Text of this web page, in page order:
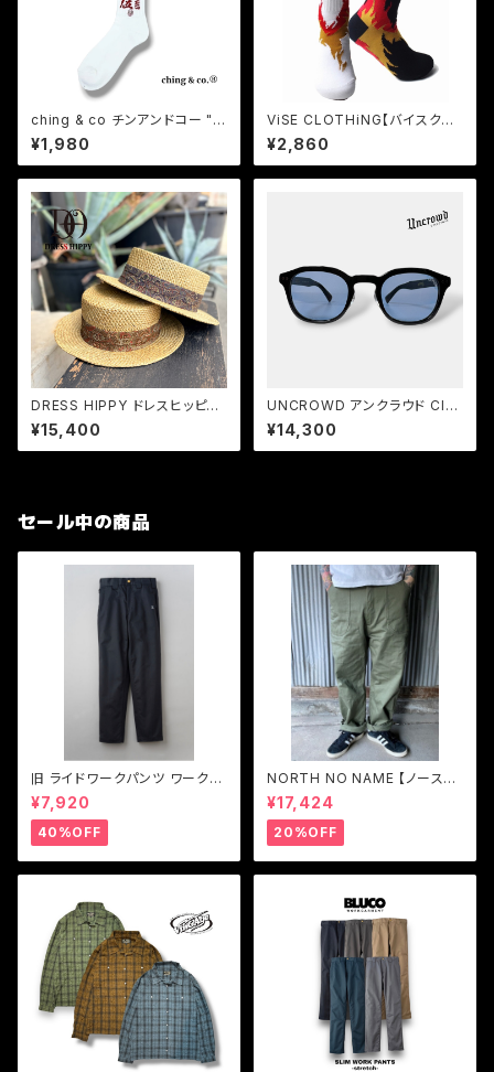
ching & co チンアンドコー "品
質本位" [TENGA×UMAMI SP
ICE COMPANY×ching&co]"
トリプルコラボ ソックス 靴下
¥1,980
ViSE CLOTHiNG【バイスクロ
ージング】DEViL'S Cotton So
cks
¥2,860
DRESS HIPPY ドレスヒッピー
BOATER HAT ボーターハット
灯芯草 天然草 麦わら帽子 日本
製 ペイズリー柄
¥15,400
UNCROWD アンクラウド CIVI
C 2026 サングラス BLACK-B
LUE
¥14,300
セール中の商品
旧 ライドワークパンツ ワークパ
ンツストレッチ BLUCO【ブル
コ】RIDE WORK PANTS -str
etch- 0066
¥7,920
40%OFF
NORTH NO NAME 【ノースノ
ーネーム】ユーティリティ トラウ
ザーズパンツ
¥17,424
20%OFF